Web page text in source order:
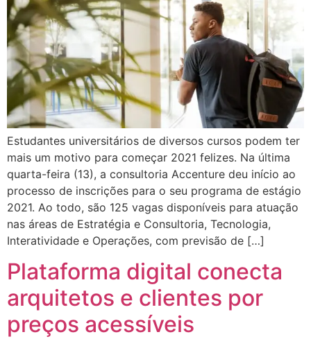
Estudantes universitários de diversos cursos podem ter
mais um motivo para começar 2021 felizes. Na última
quarta-feira (13), a consultoria Accenture deu início ao
processo de inscrições para o seu programa de estágio
2021. Ao todo, são 125 vagas disponíveis para atuação
nas áreas de Estratégia e Consultoria, Tecnologia,
Interatividade e Operações, com previsão de […]
Plataforma digital conecta
arquitetos e clientes por
preços acessíveis